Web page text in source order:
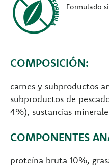
Formulado
COMPOSICIÓN:
carnes y subproductos
subproductos de
4%), sustancias
COMPONENTES
proteína bruta 10%,